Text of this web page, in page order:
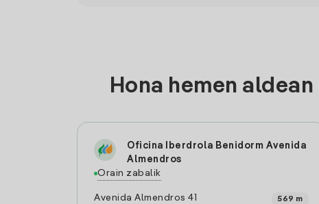
Hona hemen
Oficina Iberdrola Benidorm Avenida
Almendros
Orain zabalik
Avenida Almendros 41
569 m